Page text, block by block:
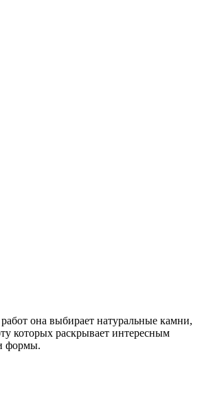
она выбирает натуральные камни,
которых раскрывает интересным
формы.